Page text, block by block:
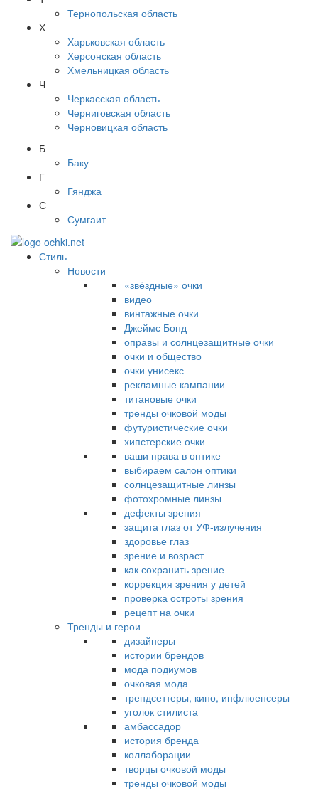
Тернопольская область
Х
Харьковская область
Херсонская область
Хмельницкая область
Ч
Черкасская область
Черниговская область
Черновицкая область
Б
Баку
Г
Гянджа
С
Сумгаит
Стиль
Новости
«звёздные» очки
видео
винтажные очки
Джеймс Бонд
оправы и солнцезащитные очки
очки и общество
очки унисекс
рекламные кампании
титановые очки
тренды очковой моды
футуристические очки
хипстерские очки
ваши права в оптике
выбираем салон оптики
солнцезащитные линзы
фотохромные линзы
дефекты зрения
защита глаз от УФ-излучения
здоровье глаз
зрение и возраст
как сохранить зрение
коррекция зрения у детей
проверка остроты зрения
рецепт на очки
Тренды и герои
дизайнеры
истории брендов
мода подиумов
очковая мода
трендсеттеры, кино, инфлюенсеры
уголок стилиста
амбассадор
история бренда
коллаборации
творцы очковой моды
тренды очковой моды